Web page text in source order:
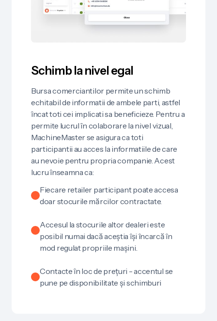
Schimb la nivel egal
Bursa comerciantilor permite un schimb
echitabil de informatii de ambele parti, astfel
încat toti cei implicati sa beneficieze. Pentru a
permite lucrul în colaborare la nivel vizual,
MachineMaster se asigura ca toti
participantii au acces la informatiile de care
au nevoie pentru propria companie. Acest
lucru înseamna ca:
Fiecare retailer participant poate accesa
doar stocurile mărcilor contractate.
Accesul la stocurile altor dealeri este
posibil numai dacă aceștia își încarcă în
mod regulat propriile mașini.
Contacte în loc de prețuri - accentul se
pune pe disponibilitate și schimburi